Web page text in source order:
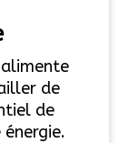
de
de